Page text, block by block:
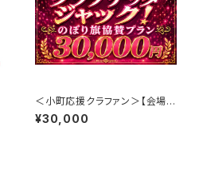
＜小町応援クラファン＞【会場を
彩る】クラブチッタジャック！のぼ
り旗協賛プラン
¥30,000